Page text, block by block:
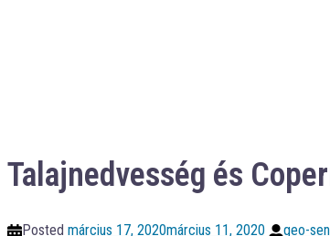
Talajnedvesség és
Posted március 17, 2020március 11, 2020
geo-